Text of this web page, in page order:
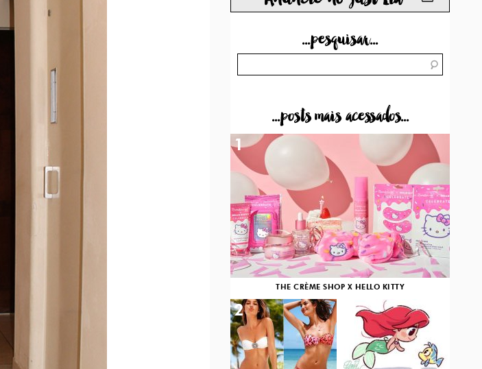
...pesquisar...
...posts mais acessados...
THE CRÈME SHOP X HELLO KITTY
1
2 3